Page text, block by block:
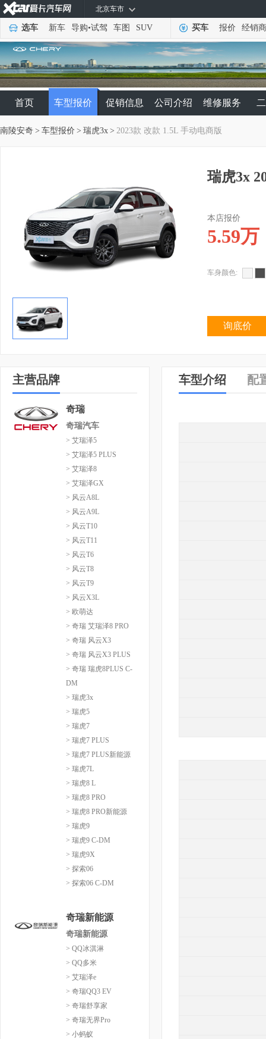
北京车市
选车 新车 导购•试驾 车图 SUV 买车 报价 经销商
首页 车型报价 促销信息 公司介绍 维修服务
南陵安奇 > 车型报价 > 瑞虎3x > 2023款 改款 1.5L 手动电商版
瑞虎3x
本店报价
5.59万
车身颜色:
询底价
主营品牌
奇瑞
奇瑞汽车
> 艾瑞泽5
> 艾瑞泽5 PLUS
> 艾瑞泽8
> 艾瑞泽GX
> 风云A8L
> 风云A9L
> 风云T10
> 风云T11
> 风云T6
> 风云T8
> 风云T9
> 风云X3L
> 欧萌达
> 奇瑞 艾瑞泽8 PRO
> 奇瑞 风云X3
> 奇瑞 风云X3 PLUS
> 奇瑞 瑞虎8PLUS C-
DM
> 瑞虎3x
> 瑞虎5
> 瑞虎7
> 瑞虎7 PLUS
> 瑞虎7 PLUS新能源
> 瑞虎7L
> 瑞虎8 L
> 瑞虎8 PRO
> 瑞虎8 PRO新能源
> 瑞虎9
> 瑞虎9 C-DM
> 瑞虎9X
> 探索06
> 探索06 C-DM
奇瑞新能源
奇瑞新能源
> QQ冰淇淋
> QQ多米
> 艾瑞泽e
> 奇瑞QQ3 EV
> 奇瑞舒享家
> 奇瑞无界Pro
> 小蚂蚁
车型介绍 配